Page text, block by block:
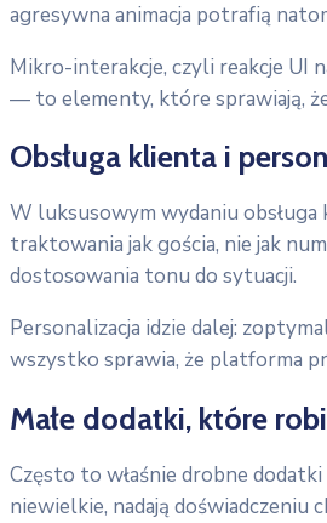
agresywna animacja potrafią
Mikro-interakcje, czyli reakcje UI
— to elementy, które sprawiają,
Obsługa klienta i
W luksusowym wydaniu obsługa
traktowania jak gościa, nie jak
dostosowania tonu do sytuacji.
Personalizacja idzie dalej:
wszystko sprawia, że platforma
Małe dodatki, które
Często to właśnie drobne
niewielkie, nadają doświadczeniu